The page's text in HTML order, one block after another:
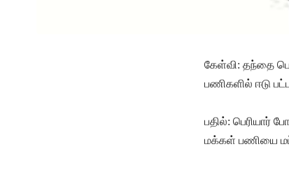
கேள்வி: தந்தை
பணிகளில் ஈடு
பதில்: பெரியார்
மக்கள் பணியை